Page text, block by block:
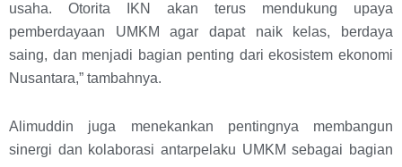
usaha. Otorita IKN akan terus mendukung upaya
pemberdayaan UMKM agar dapat naik kelas, berdaya
saing, dan menjadi bagian penting dari ekosistem ekonomi
Nusantara,” tambahnya.
Alimuddin juga menekankan pentingnya membangun
sinergi dan kolaborasi antarpelaku UMKM sebagai bagian